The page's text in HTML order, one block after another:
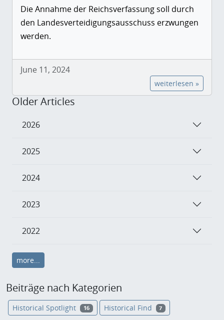
Die Annahme der Reichsverfassung soll durch
den Landesverteidigungsausschuss erzwungen
werden.
June 11, 2024
weiterlesen »
Older Articles
2026
2025
2024
2023
2022
more...
Beiträge nach Kategorien
Historical Spotlight 16 Historical Find 7